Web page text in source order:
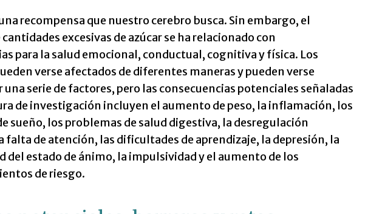
recompensa que nuestro cerebro busca. Sin embargo, el
excesivas de azúcar se ha relacionado con
para la salud emocional, conductual, cognitiva y física. Los
verse afectados de diferentes maneras y pueden verse
serie de factores, pero las consecuencias potenciales señaladas
de investigación incluyen el aumento de peso, la inflamación, los
sueño, los problemas de salud digestiva, la desregulación
falta de atención, las dificultades de aprendizaje, la depresión, la
del estado de ánimo, la impulsividad y el aumento de los
de riesgo.